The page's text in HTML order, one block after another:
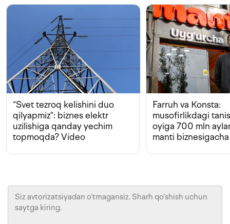
“Svet tezroq kelishini duo
qilyapmiz”: biznes elektr
uzilishiga qanday yechim
topmoqda? Video
Farruh va Konsta:
musofirlikdagi
oyiga 700 mln
manti biznesigacha